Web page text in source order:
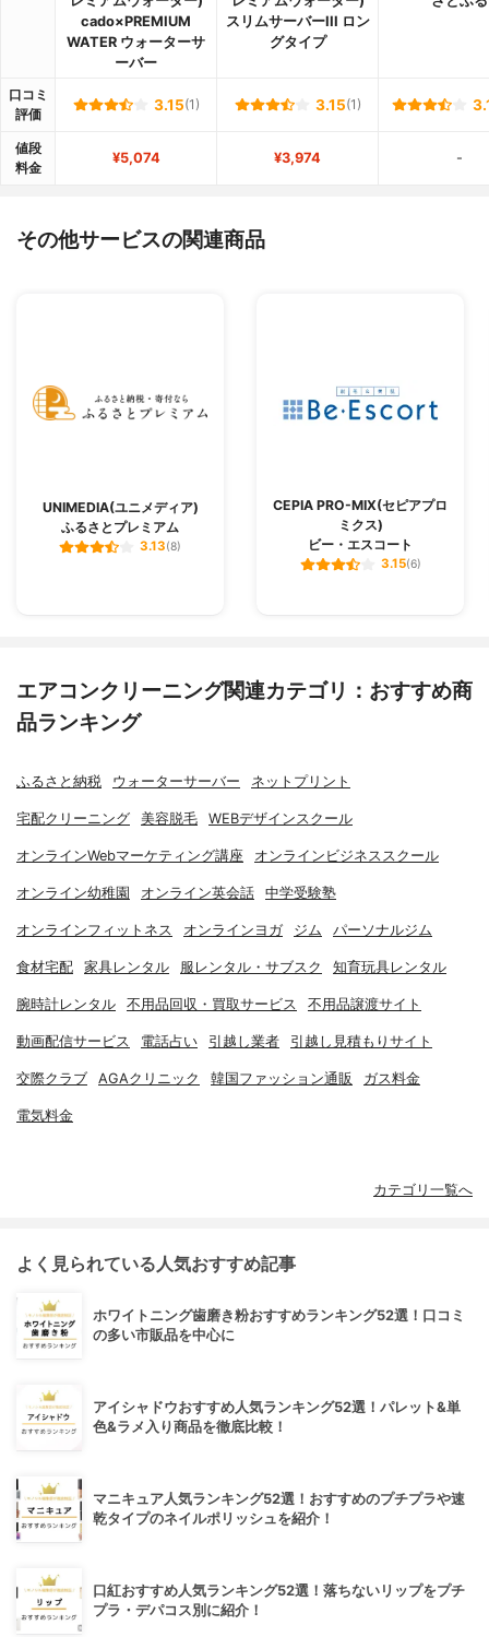
cado×PREMIUM
WATER ウォーターサ
ーバー
スリムサーバーIII ロン
グタイプ
口コミ
評価
3.15(1) 3.15(1)
値段
料金
¥5,074 ¥3,974 -
その他サービスの関連商品
UNIMEDIA(ユニメディア)
ふるさとプレミアム
3.13(8)
CEPIA PRO-MIX(セピアプロ
ミクス)
ビー・エスコート
3.15(6)
エアコンクリーニング関連カテゴリ：おすすめ商
品ランキング
ふるさと納税 ウォーターサーバー ネットプリント
宅配クリーニング 美容脱毛 WEBデザインスクール
オンラインWebマーケティング講座 オンラインビジネススクール
オンライン幼稚園 オンライン英会話 中学受験塾
オンラインフィットネス オンラインヨガ ジム パーソナルジム
食材宅配 家具レンタル 服レンタル・サブスク 知育玩具レンタル
腕時計レンタル 不用品回収・買取サービス 不用品譲渡サイト
動画配信サービス 電話占い 引越し業者 引越し見積もりサイト
交際クラブ AGAクリニック 韓国ファッション通販 ガス料金
電気料金
カテゴリ一覧へ
よく見られている人気おすすめ記事
ホワイトニング歯磨き粉おすすめランキング52選！口コミ
の多い市販品を中心に
アイシャドウおすすめ人気ランキング52選！パレット&単
色&ラメ入り商品を徹底比較！
マニキュア人気ランキング52選！おすすめのプチプラや速
乾タイプのネイルポリッシュを紹介！
口紅おすすめ人気ランキング52選！落ちないリップをプチ
プラ・デパコス別に紹介！